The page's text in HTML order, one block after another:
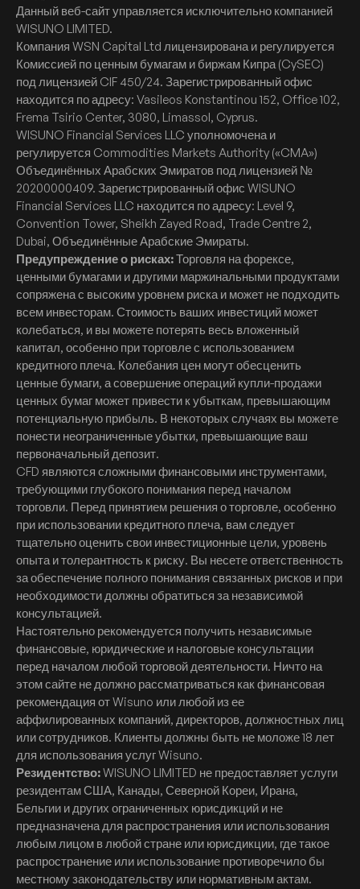
Данный веб-сайт управляется исключительно компанией
WISUNO LIMITED.
Компания WSN Capital Ltd лицензирована и регулируется
Комиссией по ценным бумагам и биржам Кипра (CySEC)
под лицензией CIF 450/24. Зарегистрированный офис
находится по адресу: Vasileos Konstantinou 152, Office 102,
Frema Tsirio Center, 3080, Limassol, Cyprus.
WISUNO Financial Services LLC уполномочена и
регулируется Commodities Markets Authority («CMA»)
Объединённых Арабских Эмиратов под лицензией №
20200000409. Зарегистрированный офис WISUNO
Financial Services LLC находится по адресу: Level 9,
Convention Tower, Sheikh Zayed Road, Trade Centre 2,
Dubai, Объединённые Арабские Эмираты.
Предупреждение о рисках:Торговля на форексе,
ценными бумагами и другими маржинальными продуктами
сопряжена с высоким уровнем риска и может не подходить
всем инвесторам. Стоимость ваших инвестиций может
колебаться, и вы можете потерять весь вложенный
капитал, особенно при торговле с использованием
кредитного плеча. Колебания цен могут обесценить
ценные бумаги, а совершение операций купли-продажи
ценных бумаг может привести к убыткам, превышающим
потенциальную прибыль. В некоторых случаях вы можете
понести неограниченные убытки, превышающие ваш
первоначальный депозит.
CFD являются сложными финансовыми инструментами,
требующими глубокого понимания перед началом
торговли. Перед принятием решения о торговле, особенно
при использовании кредитного плеча, вам следует
тщательно оценить свои инвестиционные цели, уровень
опыта и толерантность к риску. Вы несете ответственность
за обеспечение полного понимания связанных рисков и при
необходимости должны обратиться за независимой
консультацией.
Настоятельно рекомендуется получить независимые
финансовые, юридические и налоговые консультации
перед началом любой торговой деятельности. Ничто на
этом сайте не должно рассматриваться как финансовая
рекомендация от Wisuno или любой из ее
аффилированных компаний, директоров, должностных лиц
или сотрудников. Клиенты должны быть не моложе 18 лет
для использования услуг Wisuno.
Резидентство:WISUNO LIMITED не предоставляет услуги
резидентам США, Канады, Северной Кореи, Ирана,
Бельгии и других ограниченных юрисдикций и не
предназначена для распространения или использования
любым лицом в любой стране или юрисдикции, где такое
распространение или использование противоречило бы
местному законодательству или нормативным актам.